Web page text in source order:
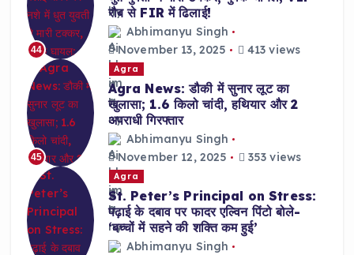
44
रौब से FIR में ढिलाई!
Abhimanyu Singh
November 13, 2025
413 views
45
Agra
Agra News: डौकी में सुनार लूट का
खुलासा; 1.6 किलो चांदी, हथियार और 2
अपराधी गिरफ्तार
Abhimanyu Singh
November 12, 2025
353 views
Agra
St. Peter’s Principal on Stress:
पढ़ाई के दबाव पर फादर एल्विन पिंटो बोले-
‘बच्चों में सहने की शक्ति कम हुई’
Abhimanyu Singh